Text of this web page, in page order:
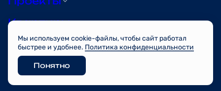
Квартиры
О компании
© FORUM 2026
Разработано
Мы используем cookie-файлы, чтобы сайт работал
быстрее и удобнее. Политика конфиденциальности
Понятно